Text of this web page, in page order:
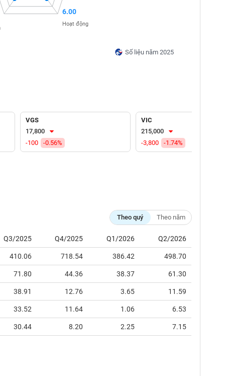
Số liệu năm 2025
6.00
Hoạt động
VGS
17,800
-100
-0.56%
VIC
215,000
-3,800
-1.74%
Theo quý Theo năm
Q3/2025 Q4/2025 Q1/2026 Q2/2026
410.06 718.54 386.42 498.70
71.80 44.36 38.37 61.30
38.91 12.76 3.65 11.59
33.52 11.64 1.06 6.53
30.44 8.20 2.25 7.15